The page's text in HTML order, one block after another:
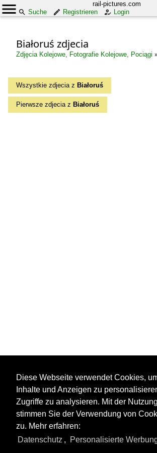
rail-pictures.com
Suche
Registrieren Login
Białoruś zdjecia
Zdjęcia Kolejowe, Fotografie Kolejowe, Pociągi
Wszystkie zdjecia z Białoruś
Pierwsze zdjecia z Białoruś
Wszystkie zdjecia zBiałoruś
Diese Webseite verwendet Cookies,
Inhalte und Anzeigen zu
Zugriffe zu analysieren. Mit der Nutzung
stimmen Sie der Verwendung von
zu. Mehr erfahren:
Datenschutz , Personalisierte